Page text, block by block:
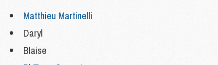
Matthieu Martinelli
Daryl
Blaise